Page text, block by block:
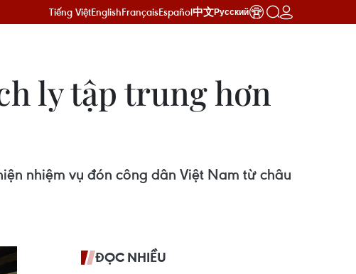
Tiếng ViệtEnglishFrançaisEspañol中文Русский
ly tập trung hơn
nhiệm vụ đón công dân Việt Nam từ châu
ĐỌC NHIỀU